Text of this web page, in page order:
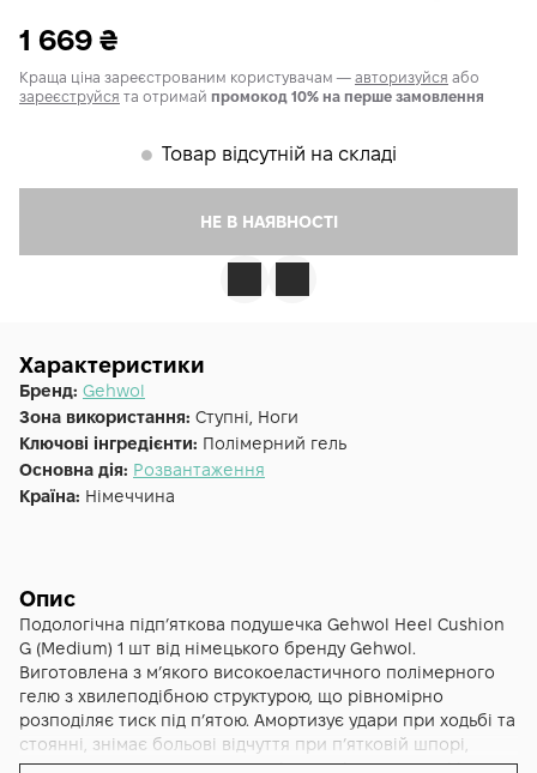
1 669 ₴
Краща ціна зареєстрованим користувачам — авторизуйся або
зареєструйся та отримай промокод 10% на перше замовлення
𒊹 Товар відсутній на складі
НЕ В НАЯВНОСТІ
Характеристики
Бренд: Gehwol
Зона використання: Ступні, Ноги
Ключові інгредієнти: Полімерний гель
Основна дія: Розвантаження
Країна: Німеччина
Опис
Подологічна підпʼяткова подушечка Gehwol Heel Cushion
G (Medium) 1 шт від німецького бренду Gehwol.
Виготовлена з мʼякого високоеластичного полімерного
гелю з хвилеподібною структурою, що рівномірно
розподіляє тиск під пʼятою. Амортизує удари при ходьбі та
стоянні, знімає больові відчуття при пʼятковій шпорі,
зменшує навантаження на коліна, гомілковостопні і